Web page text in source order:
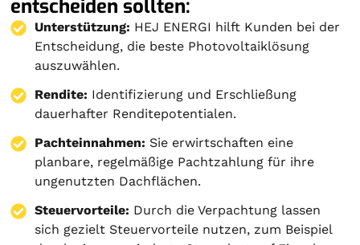
entscheiden sollten:
Unterstützung: HEJ ENERGI hilft Kunden bei der
Entscheidung, die beste Photovoltaiklösung
auszuwählen.
Rendite: Identifizierung und Erschließung
dauerhafter Renditepotentialen.
Pachteinnahmen: Sie erwirtschaften eine
planbare, regelmäßige Pachtzahlung für ihre
ungenutzten Dachflächen.
Steuervorteile: Durch die Verpachtung lassen
sich gezielt Steuervorteile nutzen, zum Beispiel